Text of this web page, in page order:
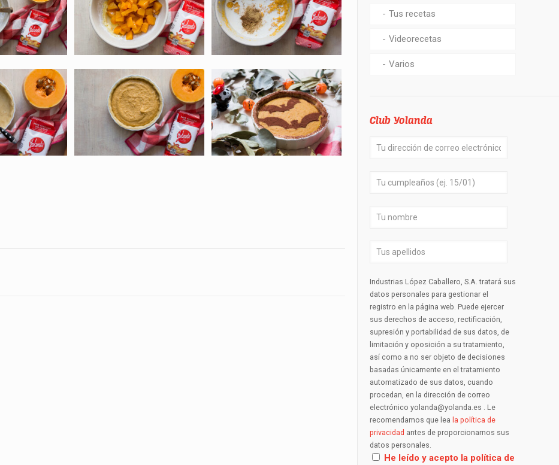
Tus recetas
Videorecetas
Varios
Club Yolanda
Industrias López Caballero, S.A. tratará sus
datos personales para gestionar el
registro en la página web. Puede ejercer
sus derechos de acceso, rectificación,
supresión y portabilidad de sus datos, de
limitación y oposición a su tratamiento,
así como a no ser objeto de decisiones
basadas únicamente en el tratamiento
automatizado de sus datos, cuando
procedan, en la dirección de correo
electrónico yolanda@yolanda.es . Le
recomendamos que lea la política de
privacidad antes de proporcionarnos sus
datos personales.
He leído y acepto la política de